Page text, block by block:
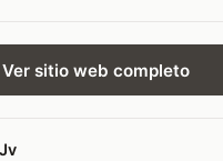
Ver sitio web completo